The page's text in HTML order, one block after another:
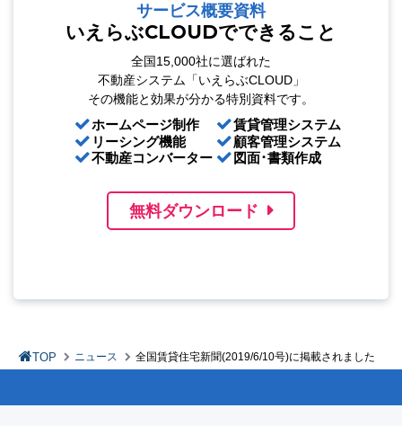
サービス概要資料
いえらぶCLOUDでできること
全国15,000社に選ばれた
不動産システム「いえらぶCLOUD」
その機能と効果が分かる特別資料です。
ホームページ制作
リーシング機能
不動産コンバーター
賃貸管理システム
顧客管理システム
図面･書類作成
無料ダウンロード
TOP ニュース 全国賃貸住宅新聞(2019/6/10号)に掲載されました